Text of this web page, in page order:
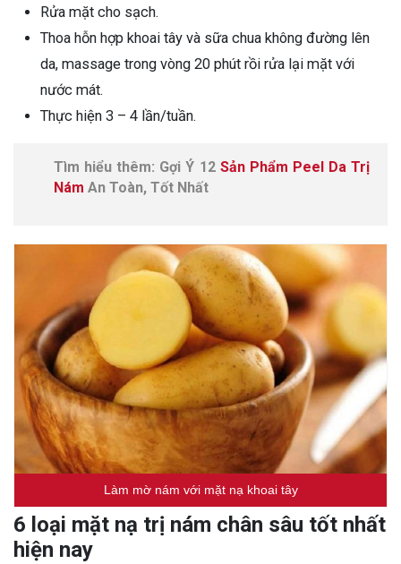
Rửa mặt cho sạch.
Thoa hỗn hợp khoai tây và sữa chua không đường lên
da, massage trong vòng 20 phút rồi rửa lại mặt với
nước mát.
Thực hiện 3 – 4 lần/tuần.
Tìm hiểu thêm: Gợi Ý 12 Sản Phẩm Peel Da Trị
Nám An Toàn, Tốt Nhất
Làm mờ nám với mặt nạ khoai tây
6 loại mặt nạ trị nám chân sâu tốt nhất
hiện nay